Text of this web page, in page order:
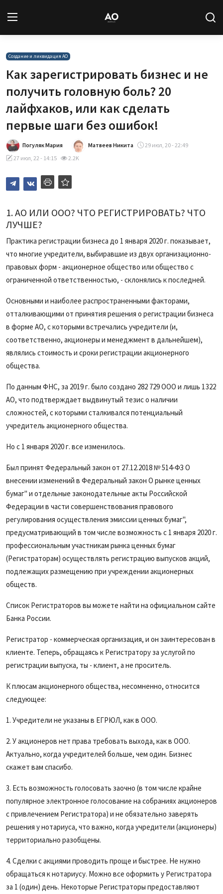
Вход
Статьи
Авторы
Архив
База знаний
Создание и ликвидация АО
Как зарегистрировать бизнес и не
получить головную боль? 20
лайфхаков, или как сделать
первые шаги без ошибок!
Погуляк Мария Матвеев Никита
29 июл, 20 - 22:49
27 июл, 22 - 14:15
2.2K
1. АО ИЛИ ООО? ЧТО РЕГИСТРИРОВАТЬ? ЧТО
ЛУЧШЕ?
Практика регистрации бизнеса до 1 января 2020 г. показывает,
что многие учредители, выбиравшие из двух организационно-
правовых форм - акционерное общество или общество с
ограниченной ответственностью, - склонялись к последней.
Основными и наиболее распространенными факторами,
отталкивающими от принятия решения о регистрации бизнеса
в форме АО, с которыми встречались учредители (и,
соответственно, акционеры и менеджмент в дальнейшем),
являлись стоимость и сроки регистрации акционерного
общества.
По данным ФНС, за 2019 г. было создано 282 729 ООО и лишь 1 322
АО, что подтверждает выдвинутый тезис о наличии
сложностей, с которыми сталкивался потенциальный
учредитель акционерного общества.
Но с 1 января 2020 г. все изменилось.
Был принят Федеральный закон от 27.12.2018 № 514‑ФЗ О
внесении изменений в Федеральный закон О рынке ценных
бумаг" и отдельные законодательные акты Российской
Федерации в части совершенствования правового
регулирования осуществления эмиссии ценных бумаг",
предусматривающий в том числе возможность с 1 января 2020 г.
профессиональным участникам рынка ценных бумаг
(Регистраторам) осуществлять регистрацию выпусков акций,
подлежащих размещению при учреждении акционерных
обществ.
Список Регистраторов вы можете найти на официальном сайте
Банка России.
Регистратор - коммерческая организация, и он заинтересован в
клиенте. Теперь, обращаясь к Регистратору за услугой по
регистрации выпуска, ты - клиент, а не проситель.
К плюсам акционерного общества, несомненно, относится
следующее:
1. Учредители не указаны в ЕГРЮЛ, как в ООО.
2. У акционеров нет права требовать выхода, как в ООО.
Актуально, когда учредителей больше, чем один. Бизнес
скажет вам спасибо.
3. Есть возможность голосовать заочно (в том числе крайне
популярное электронное голосование на собраниях акционеров
с привлечением Регистратора) и не обязательно заверять
решения у нотариуса, что важно, когда учредители (акционеры)
территориально разобщены.
4. Сделки с акциями проводить проще и быстрее. Не нужно
обращаться к нотариусу. Можно все оформить у Регистратора
за 1 (один) день. Некоторые Регистраторы предоставляют